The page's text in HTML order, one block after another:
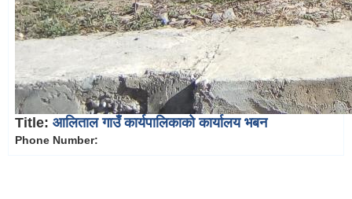
Title: आलिताल गाउँ कार्यपालिकाको कार्यालय भबन
Phone Number: